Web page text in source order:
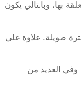
بها، وبالتالي يكون
طويلة. علاوة على
وفي العديد من